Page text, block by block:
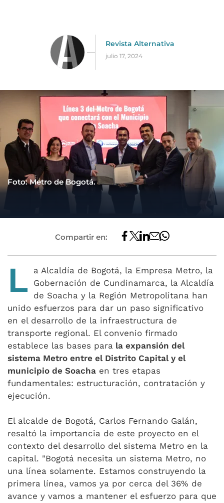
Revista Alternativa
julio 17, 2024
Foto: Metro de Bogotá.
Compartir en:
L
a Alcaldía de Bogotá, la Empresa Metro, la
Gobernación de Cundinamarca, la Alcaldía
de Soacha y la Región Metropolitana han
unido esfuerzos para dar un paso significativo
en el desarrollo de la infraestructura de
transporte regional. El convenio firmado
establece las bases para la expansión del
sistema Metro entre el Distrito Capital y el
municipio de Soacha en tres etapas
fundamentales: estructuración, contratación y
ejecución.
El alcalde de Bogotá, Carlos Fernando Galán,
resaltó la importancia de este proyecto en el
contexto del desarrollo del sistema Metro en la
capital. "Bogotá necesita un sistema Metro, no
una línea solamente. Estamos construyendo la
primera línea, vamos ya por cerca del 36% de
avance y vamos a mantener el esfuerzo para que